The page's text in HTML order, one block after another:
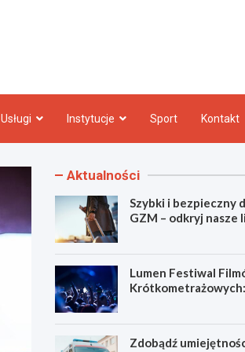
Usługi Instytucje Sport Kontakt
Aktualności
Szybki i bezpieczny
GZM – odkryj nasze
Lumen Festiwal
Zdobądź